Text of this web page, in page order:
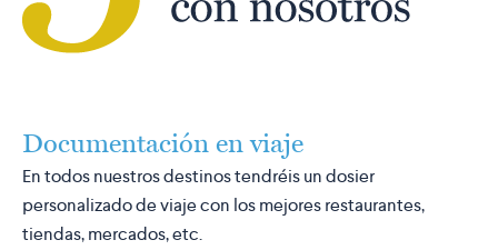
Documentación en viaje
En todos nuestros destinos tendréis un dosier
personalizado de viaje con los mejores restaurantes,
tiendas, mercados, etc.